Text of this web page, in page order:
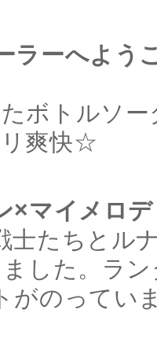
ラーへよう
ボトルソ
リ爽快☆
×マイメロ
士たちとル
した。ラ
がのってい